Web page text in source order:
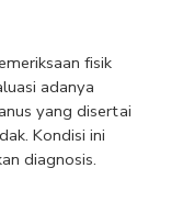
fisik
adanya
yang disertai
Kondisi ini
diagnosis.